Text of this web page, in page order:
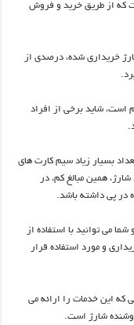
است که از طریق خرید و فروش
خریداری شده، درصدی از
است، شاید برخی از افراد
بسیار زیاد سیم کارت های
همین مبالغ کم، در
در پی داشته باشد.
و شما می توانید با استفاده از
و مورد استفاده قرار
که این خدمات را ارائه می
شارژ است.